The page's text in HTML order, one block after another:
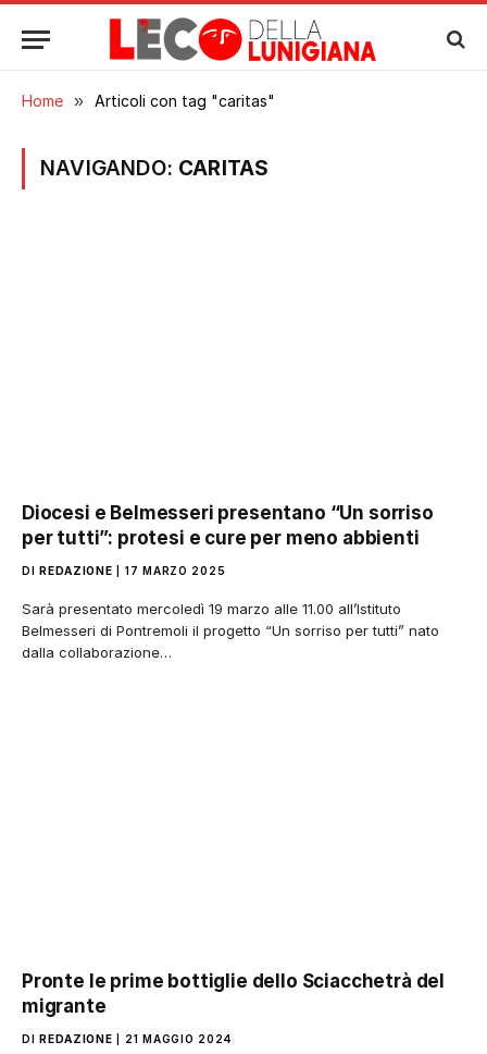
Home » Articoli con tag "caritas"
NAVIGANDO: CARITAS
Diocesi e Belmesseri presentano “Un sorriso
per tutti”: protesi e cure per meno abbienti
DI REDAZIONE 17 MARZO 2025
Sarà presentato mercoledì 19 marzo alle 11.00 all’Istituto
Belmesseri di Pontremoli il progetto “Un sorriso per tutti” nato
dalla collaborazione…
Pronte le prime bottiglie dello Sciacchetrà del
migrante
DI REDAZIONE 21 MAGGIO 2024